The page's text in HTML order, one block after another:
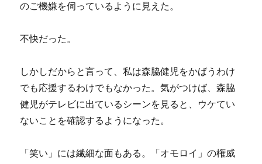
のご機嫌を伺っているように見えた。
不快だった。
しかしだからと言って、私は森脇健児をかばうわけ
でも応援するわけでもなかった。気がつけば、森脇
健児がテレビに出ているシーンを見ると、ウケてい
ないことを確認するようになった。
「笑い」には繊細な面もある。「オモロイ」の権威